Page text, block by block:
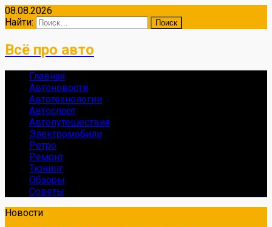
08.08.2026
Найти:
Всё про авто
Главная
Автоновости
Автотехнологии
Автоспорт
Автопутешествия
Электромобили
Ретро
Ремонт
Тюнинг
Обзоры
Советы
Новости